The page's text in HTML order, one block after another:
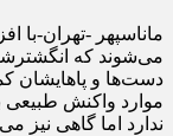
ماناسپهر -تهران-با
می‌شوند که
دست‌ها و پاهایشان
موارد واکنش طبیعی
ندارد اما گاهی نیز